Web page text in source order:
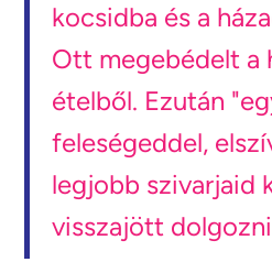
kocsidba és a
Ott megebédelt a
ételből. Ezután
feleségeddel,
legjobb szivarjaid
visszajött